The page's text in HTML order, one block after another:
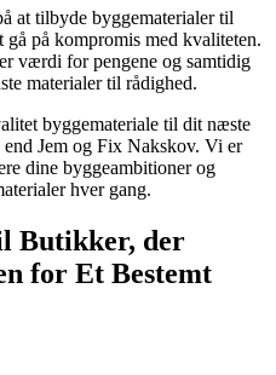
at tilbyde byggematerialer til
på kompromis med kvaliteten.
værdi for pengene og samtidig
materialer til rådighed.
byggemateriale til dit næste
Jem og Fix Nakskov. Vi er
dine byggeambitioner og
hver gang.
Butikker, der
for Et Bestemt